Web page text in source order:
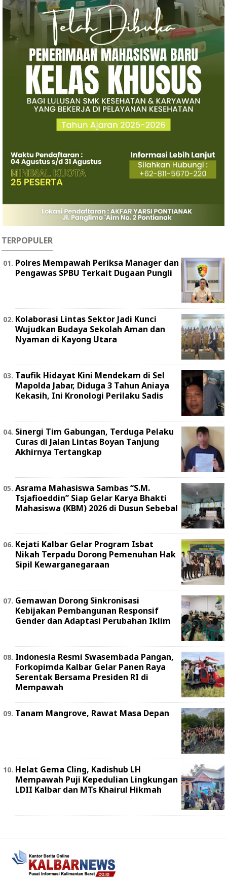
TERPOPULER
Polres Mempawah Periksa Manager dan
Pengawas SPBU Terkait Dugaan Pungli
Kolaborasi Lintas Sektor Jadi Kunci
Wujudkan Budaya Sekolah Aman dan
Nyaman di Kayong Utara
Taufik Hidayat Kini Mendekam di Sel
Mapolda Jabar, Diduga 3 Tahun Aniaya
Kekasih, Ini Kronologi Perilaku Sadis
Sinergi Tim Gabungan, Terduga Pelaku
Curas di Jalan Lintas Boyan Tanjung
Akhirnya Tertangkap
Asrama Mahasiswa Sambas “S.M.
Tsjafioeddin” Siap Gelar Karya Bhakti
Mahasiswa (KBM) 2026 di Dusun Sebebal
Kejati Kalbar Gelar Program Isbat
Nikah Terpadu Dorong Pemenuhan Hak
Sipil Kewarganegaraan
Gemawan Dorong Sinkronisasi
Kebijakan Pembangunan Responsif
Gender dan Adaptasi Perubahan Iklim
Indonesia Resmi Swasembada Pangan,
Forkopimda Kalbar Gelar Panen Raya
Serentak Bersama Presiden RI di
Mempawah
Tanam Mangrove, Rawat Masa Depan
Helat Gema Cling, Kadishub LH
Mempawah Puji Kepedulian Lingkungan
LDII Kalbar dan MTs Khairul Hikmah